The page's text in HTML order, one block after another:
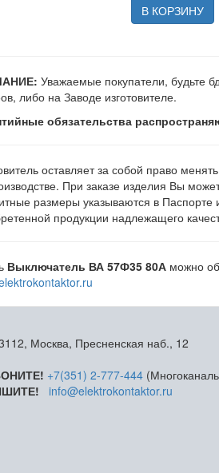
В КОРЗИНУ
Уважаемые покупатели, будьте
либо на Заводе изготовителе.
обязательства
оставляет за собой право
При заказе изделия Вы
размеры указываются в
продукции надлежащего
Выключатель ВА 57Ф35 80А можно
Москва, Пресненская наб., 12
+7(351) 2-777-444
info@elektrokontaktor.ru